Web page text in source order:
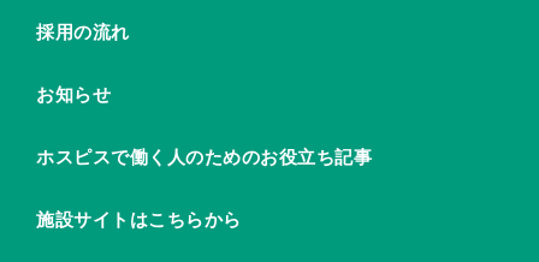
採用の流れ
お知らせ
ホスピスで働く人のためのお役立ち記事
施設サイトはこちらから